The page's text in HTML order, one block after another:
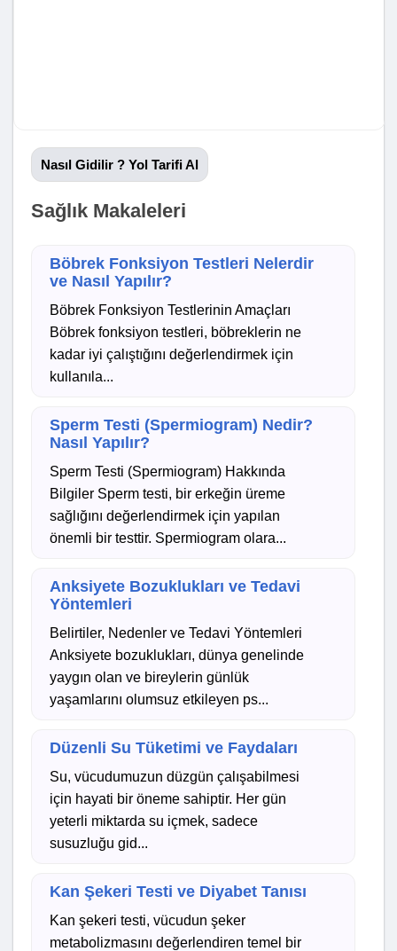
Nasıl Gidilir ? Yol Tarifi Al
Sağlık Makaleleri
Böbrek Fonksiyon Testleri Nelerdir
ve Nasıl Yapılır?
Böbrek Fonksiyon Testlerinin Amaçları
Böbrek fonksiyon testleri, böbreklerin ne
kadar iyi çalıştığını değerlendirmek için
kullanıla...
Sperm Testi (Spermiogram) Nedir?
Nasıl Yapılır?
Sperm Testi (Spermiogram) Hakkında
Bilgiler Sperm testi, bir erkeğin üreme
sağlığını değerlendirmek için yapılan
önemli bir testtir. Spermiogram olara...
Anksiyete Bozuklukları ve Tedavi
Yöntemleri
Belirtiler, Nedenler ve Tedavi Yöntemleri
Anksiyete bozuklukları, dünya genelinde
yaygın olan ve bireylerin günlük
yaşamlarını olumsuz etkileyen ps...
Düzenli Su Tüketimi ve Faydaları
Su, vücudumuzun düzgün çalışabilmesi
için hayati bir öneme sahiptir. Her gün
yeterli miktarda su içmek, sadece
susuzluğu gid...
Kan Şekeri Testi ve Diyabet Tanısı
Kan şekeri testi, vücudun şeker
metabolizmasını değerlendiren temel bir